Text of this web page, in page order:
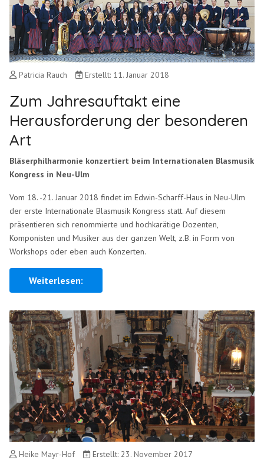
Patricia Rauch Erstellt: 11. Januar 2018
Zum Jahresauftakt eine
Herausforderung der besonderen
Art
Bläserphilharmonie konzertiert beim Internationalen Blasmusik
Kongress in Neu-Ulm
Vom 18. -21. Januar 2018 findet im Edwin-Scharff-Haus in Neu-Ulm
der erste Internationale Blasmusik Kongress statt. Auf diesem
präsentieren sich renommierte und hochkarätige Dozenten,
Komponisten und Musiker aus der ganzen Welt, z.B. in Form von
Workshops oder eben auch Konzerten.
Weiterlesen:
Heike Mayr-Hof Erstellt: 23. November 2017